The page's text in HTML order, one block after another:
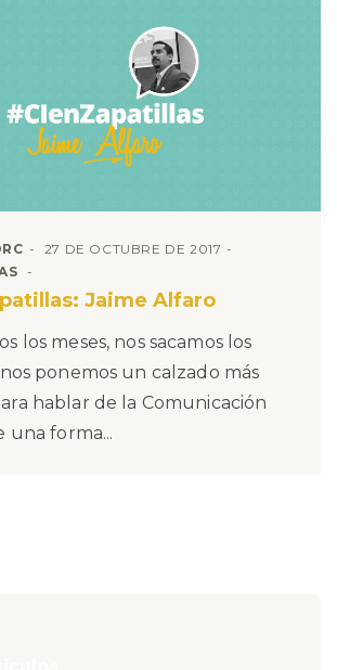
27 DE OCTUBRE DE 2017
Jaime Alfaro
los meses, nos sacamos los
ponemos un calzado más
hablar de la Comunicación
una forma...